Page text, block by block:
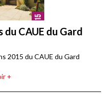
CAUE du Gard
2015 du CAUE du Gard
+